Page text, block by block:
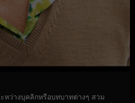
หว่างบุคลิกหรือบทบาทต่างๆ สวม